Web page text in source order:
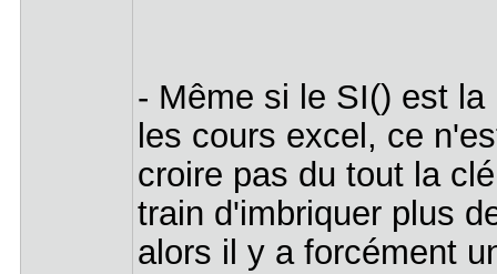
- Même si le SI() est
les cours excel, ce
croire pas du tout la
train d'imbriquer plus
alors il y a forcément